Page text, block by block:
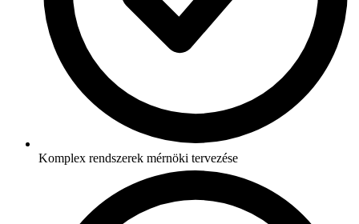
Komplex rendszerek mérnöki tervezése